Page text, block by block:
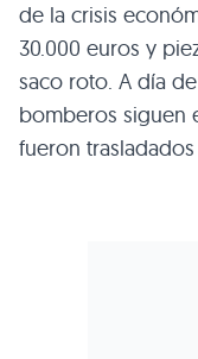
de la crisis
30.000 euros y
saco roto. A día
bomberos siguen
fueron